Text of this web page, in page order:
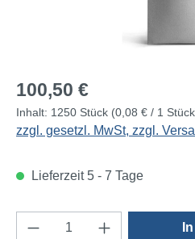
Regulärer Preis:
100,50 €
Inhalt: 1250 Stück (0,08 € / 1
zzgl. gesetzl. MwSt, zzgl.
Lieferzeit 5 - 7 Tage
Produkt Anzahl: Gib